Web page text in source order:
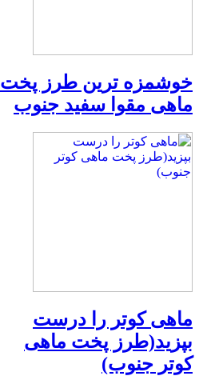
خوشمزه ترین طرز پخت
ماهی مقوا سفید جنوب
ماهی کوتر را درست
بپزید(طرز پخت ماهی
کوتر جنوب)